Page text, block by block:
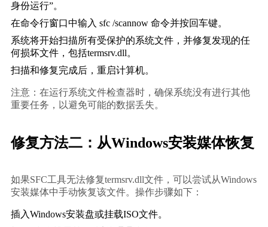
身份运行”。
在命令行窗口中输入 sfc /scannow 命令并按回车键。
系统将开始扫描所有受保护的系统文件，并修复发现的任
何损坏文件，包括termsrv.dll。
扫描和修复完成后，重启计算机。
注意：在运行系统文件检查器时，确保系统没有进行其他
重要任务，以避免可能的数据丢失。
修复方法二：从Windows安装媒体恢复
如果SFC工具无法修复termsrv.dll文件，可以尝试从Windows
安装媒体中手动恢复该文件。操作步骤如下：
插入Windows安装盘或挂载ISO文件。